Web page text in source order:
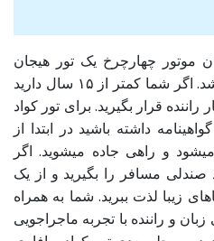
موتور چهارچرخ یک تور هیجان
انگیز برای تمامی سنین می باشد. اگر شما کمتر از ۱۵ سال دارید
راننده قرار بگیرید. برای تور کواد
داشته باشید در ابتدا از
و راهی جاده میشوید. اگر
صندلی مسافر را بگیرید و از یک
زیبا لذت ببرید. شما به همراه
و راننده با تجربه ماجراجویی